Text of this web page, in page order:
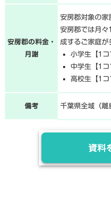
安房郡の料金・
月謝
安房郡対象の家
安房郡では月
成するご家庭が
小学生【1コ
中学生【1
高校生【1
備考 千葉県全域（離
資料